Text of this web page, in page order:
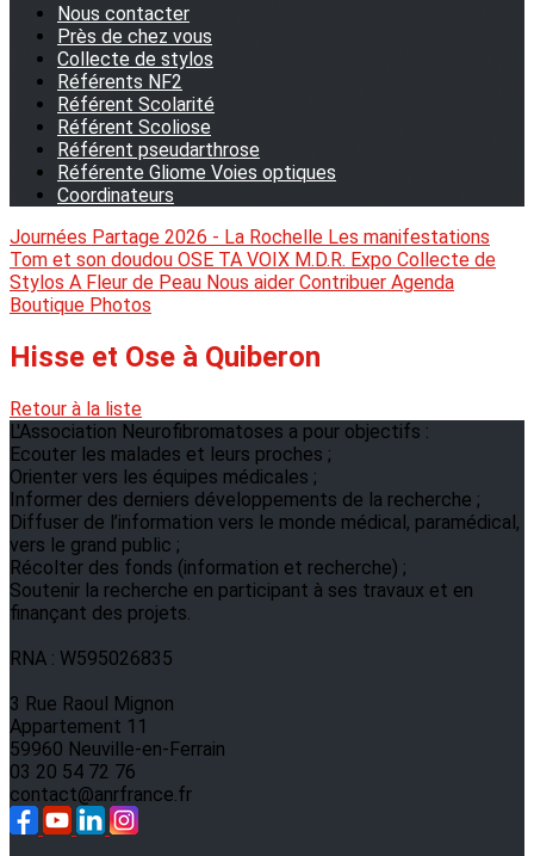
Nous contacter
Près de chez vous
Collecte de stylos
Référents NF2
Référent Scolarité
Référent Scoliose
Référent pseudarthrose
Référente Gliome Voies optiques
Coordinateurs
Journées Partage 2026 - La Rochelle Les manifestations
Tom et son doudou OSE TA VOIX M.D.R. Expo Collecte de
Stylos A Fleur de Peau Nous aider Contribuer Agenda
Boutique Photos
Hisse et Ose à Quiberon
Retour à la liste
L'Association Neurofibromatoses a pour objectifs :
Ecouter les malades et leurs proches ;
Orienter vers les équipes médicales ;
Informer des derniers développements de la recherche ;
Diffuser de l’information vers le monde médical, paramédical,
vers le grand public ;
Récolter des fonds (information et recherche) ;
Soutenir la recherche en participant à ses travaux et en
finançant des projets.
RNA : W595026835
3 Rue Raoul Mignon
Appartement 11
59960 Neuville-en-Ferrain
03 20 54 72 76
contact@anrfrance.fr